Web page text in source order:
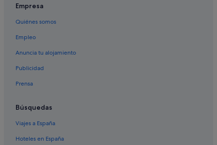
Pensiones en Estación de Sevilla-Santa Justa
Casas en árboles en Sevilla
Provincia de Sevilla hoteles
Hoteles de 3 estrellas en Triana
Apartamentos en Provincia de Sevilla
Hoteles que aceptan mascotas en Sevilla
Sevilla hoteles
Campings de caravanas en Andalucía
Hoteles románticos en Sevilla
Empresa
Quiénes somos
Empleo
Anuncia tu alojamiento
Publicidad
Prensa
Búsquedas
Viajes a España
Hoteles en España